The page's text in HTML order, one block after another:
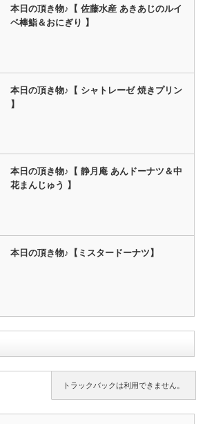
本日の頂き物♪【 佐藤水産 あきあじのルイ
ベ棒鮨＆おにぎり 】
本日の頂き物♪【 シャトレーゼ 焼きプリン
】
本日の頂き物♪【 静月庵 あんドーナツ＆中
花まんじゅう 】
本日の頂き物♪【ミスタードーナツ】
トラックバックは利用できません。